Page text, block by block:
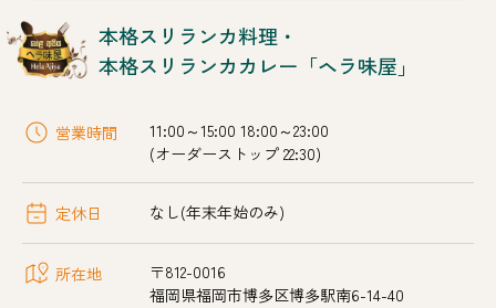
本格スリランカ料理・
本格スリランカカレー「ヘラ味屋」
営業時間
11:00～15:00 18:00～23:00
(オーダーストップ 22:30)
定休日 なし(年末年始のみ)
所在地
〒812-0016
福岡県福岡市博多区博多駅南6-14-40